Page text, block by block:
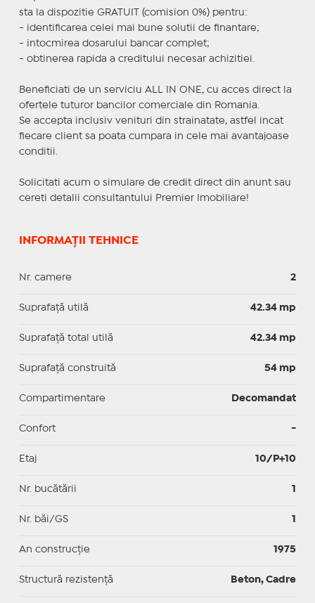
sta la dispozitie GRATUIT (comision 0%) pentru:
- identificarea celei mai bune solutii de finantare;
- intocmirea dosarului bancar complet;
- obtinerea rapida a creditului necesar achizitiei.
Beneficiati de un serviciu ALL IN ONE, cu acces direct la
ofertele tuturor bancilor comerciale din Romania.
Se accepta inclusiv venituri din strainatate, astfel incat
fiecare client sa poata cumpara in cele mai avantajoase
conditii.
Solicitati acum o simulare de credit direct din anunt sau
cereti detalii consultantului Premier Imobiliare!
INFORMAȚII TEHNICE
Nr. camere 2
Suprafaţă utilă 42.34 mp
Suprafaţă total utilă 42.34 mp
Suprafaţă construită 54 mp
Compartimentare Decomandat
Confort -
Etaj 10/P+10
Nr. bucătării 1
Nr. băi/GS 1
An construcție 1975
Structură rezistență Beton, Cadre